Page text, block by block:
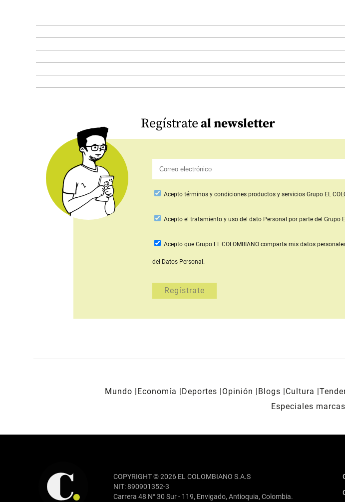
Regístrateal newsletter
Acepto términos y condiciones productos y servicios Grupo EL
Aceptoel tratamiento y uso del dato Personal por parte del Grupo
Acepto que Grupo EL COLOMBIANO comparta mis datos
del Datos Personal.
Mundo Economía Deportes Opinión Blogs Cultura
Especiales
COPYRIGHT © 2026 EL COLOMBIANO S.A.S
NIT: 890901352-3
Carrera 48 N° 30 Sur - 119, Envigado, Antioquia, Colombia.